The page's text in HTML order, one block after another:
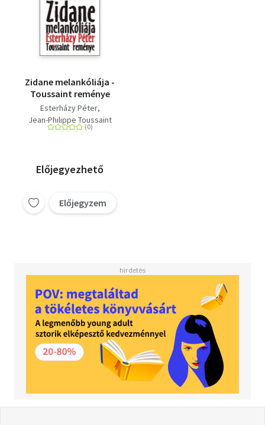
Zidane melankóliája -
Toussaint reménye
Esterházy Péter
Jean-Philippe Toussaint
Előjegyezhető
Előjegyzem